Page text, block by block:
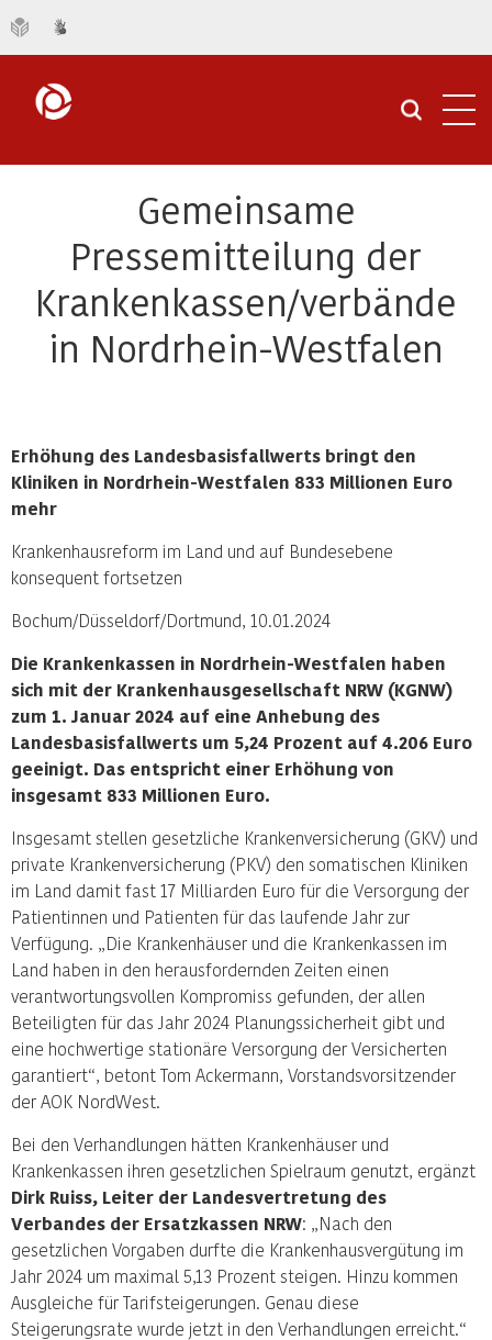
Gemeinsame
Pressemitteilung der
Krankenkassen/verbände
in Nordrhein-Westfalen
Erhöhung des Landesbasisfallwerts bringt den
Kliniken in Nordrhein-Westfalen 833 Millionen Euro
mehr
Krankenhausreform im Land und auf Bundesebene
konsequent fortsetzen
Bochum/Düsseldorf/Dortmund, 10.01.2024
Die Krankenkassen in Nordrhein-Westfalen haben
sich mit der Krankenhausgesellschaft NRW (KGNW)
zum 1. Januar 2024 auf eine Anhebung des
Landesbasisfallwerts um 5,24 Prozent auf 4.206 Euro
geeinigt. Das entspricht einer Erhöhung von
insgesamt 833 Millionen Euro.
Insgesamt stellen gesetzliche Krankenversicherung (GKV) und
private Krankenversicherung (PKV) den somatischen Kliniken
im Land damit fast 17 Milliarden Euro für die Versorgung der
Patientinnen und Patienten für das laufende Jahr zur
Verfügung. „Die Krankenhäuser und die Krankenkassen im
Land haben in den herausfordernden Zeiten einen
verantwortungsvollen Kompromiss gefunden, der allen
Beteiligten für das Jahr 2024 Planungssicherheit gibt und
eine hochwertige stationäre Versorgung der Versicherten
garantiert“, betont Tom Ackermann, Vorstandsvorsitzender
der AOK NordWest.
Bei den Verhandlungen hätten Krankenhäuser und
Krankenkassen ihren gesetzlichen Spielraum genutzt, ergänzt
Dirk Ruiss, Leiter der Landesvertretung des
Verbandes der Ersatzkassen NRW: „Nach den
gesetzlichen Vorgaben durfte die Krankenhausvergütung im
Jahr 2024 um maximal 5,13 Prozent steigen. Hinzu kommen
Ausgleiche für Tarifsteigerungen. Genau diese
Steigerungsrate wurde jetzt in den Verhandlungen erreicht.“